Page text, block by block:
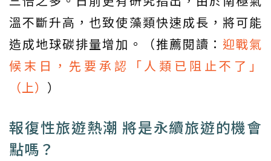
溫不斷升高，也致使藻類快速成長，將可能
造成地球碳排量增加。（推薦閱讀： 迎戰氣
候末日，先要承認「人類已阻止不了」
（上） ）
報復性旅遊熱潮 將是永續旅遊的機會
點嗎？